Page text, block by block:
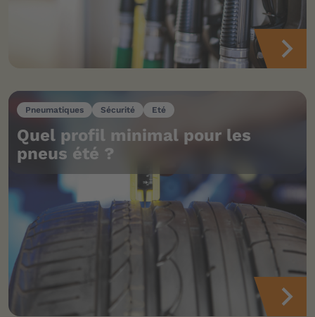
Pneumatiques Sécurité Eté
Quel profil minimal pour les
pneus été ?